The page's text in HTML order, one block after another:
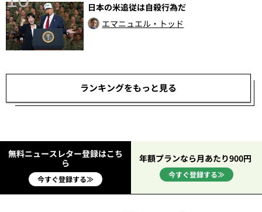
日本の米追従は自殺行為だ
エマニュエル・トッド
ランキングをもっと見る
無料ニュースレター登録はこち
ら
今すぐ登録する≫
年額プランなら月あたり900円
今すぐ登録する≫